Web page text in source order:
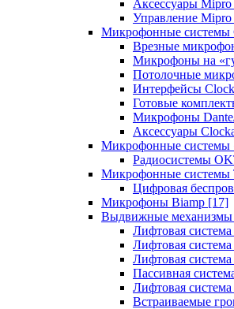
Аксессуары Mipro
Управление Mipro
Микрофонные системы
Врезные
Микрофоны на
Потолочные
Интерфейсы
Готовые
Микрофоны
Аксессуары
Микрофонные системы
Радиосистемы
Микрофонные системы
Цифровая
Микрофоны Biamp [17]
Выдвижные механизмы
Лифтовая
Лифтовая
Лифтовая
Пассивная
Лифтовая
Встраиваемые